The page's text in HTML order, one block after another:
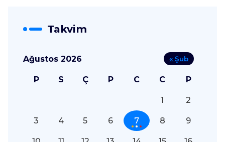
Takvim
Ağustos 2026
P S Ç P C C P
1 2
3 4 5 6 7 8 9
« Şub